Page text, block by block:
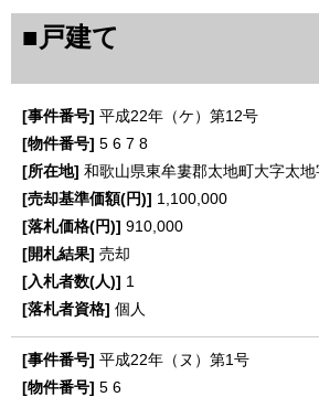
■戸建て
平成22年（ケ）第12号
5 6 7 8
和歌山県東牟婁郡太地町大字太
1,100,000
910,000
売却
1
個人
平成22年（ヌ）第1号
5 6